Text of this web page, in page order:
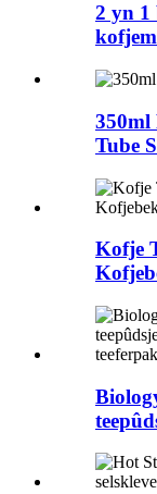
2 yn 1
350ml
Tube
Kofje